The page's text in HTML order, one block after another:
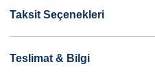
Taksit Seçenekleri
Teslimat & Bilgi